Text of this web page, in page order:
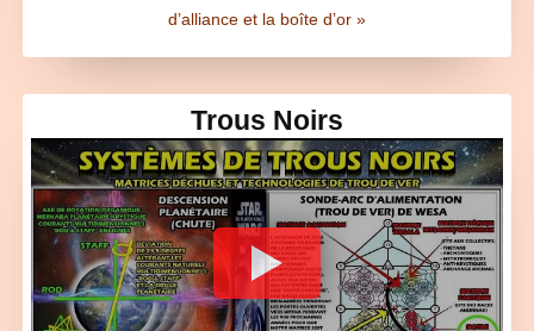
d’alliance et la boîte d’or »
Trous Noirs